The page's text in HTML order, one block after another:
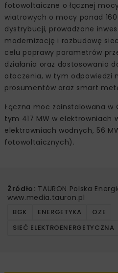
fotowoltaiczne o łącznej
wiatrowych o mocy ponad 160
dystrybucji, prowadzone
modernizację i rozbudowę
celu poprawy parametrów
działania oraz dostosowania
otoczenia, w tym odpowiedzi
prosumentów oraz smart
Łączna moc zainstalowana w
tym 417 MW w elektrowniach
elektrowniach wodnych, 56
fotowoltaicznych).
Źródło: TAURON Polska
www.media.tauron.pl
BGK ENERGETYKA
OZE
SIEĆ ELEKTROENERGETYCZNA